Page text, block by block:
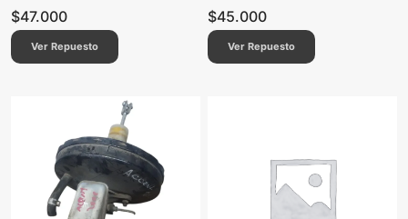
$47.000
Ver Repuesto
$45.000
Ver Repuesto